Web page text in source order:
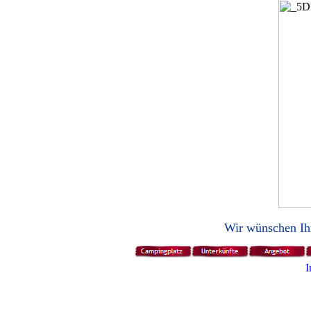
Wir wünschen